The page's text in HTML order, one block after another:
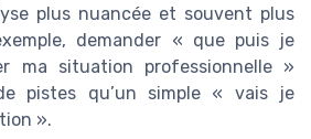
plus nuancée et souvent plus
demander « que puis je
ma situation professionnelle »
pistes qu’un simple « vais je
».